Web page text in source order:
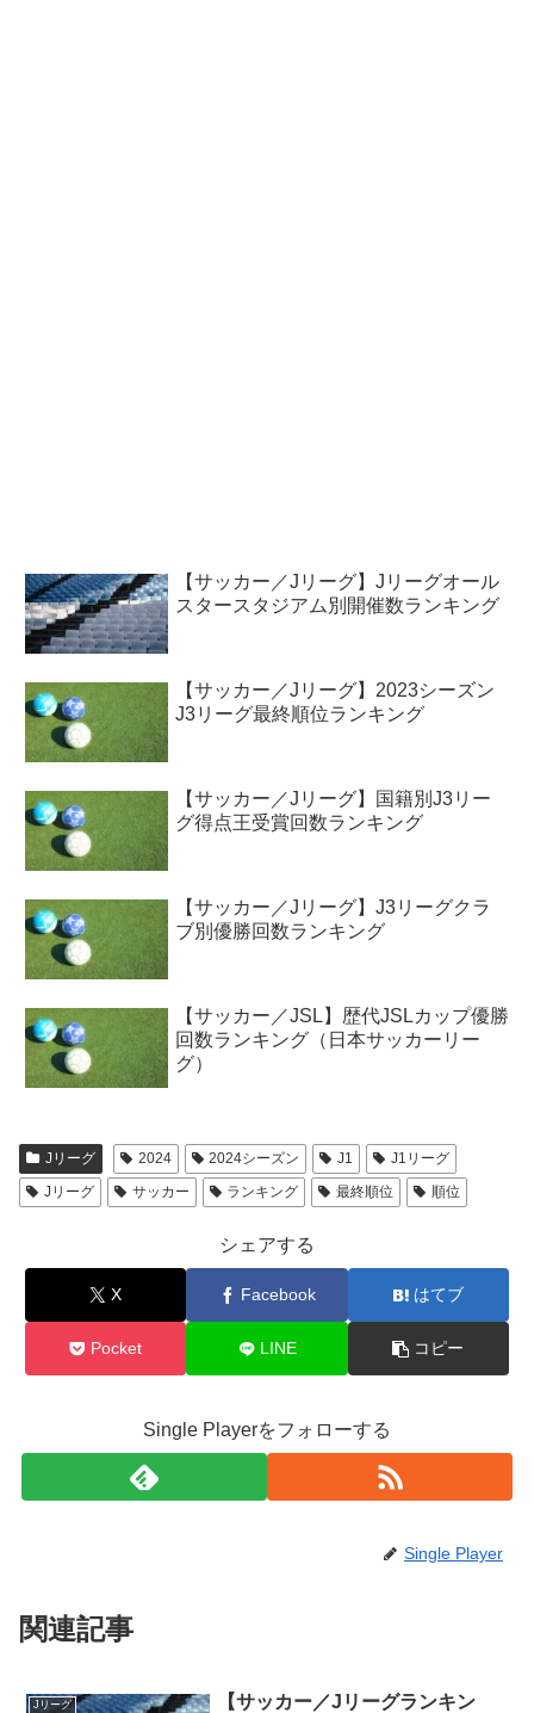
【サッカー／Jリーグ】Jリーグオール
スタースタジアム別開催数ランキング
【サッカー／Jリーグ】2023シーズン
J3リーグ最終順位ランキング
【サッカー／Jリーグ】国籍別J3リー
グ得点王受賞回数ランキング
【サッカー／Jリーグ】J3リーグクラ
ブ別優勝回数ランキング
【サッカー／JSL】歴代JSLカップ優勝
回数ランキング（日本サッカーリー
グ）
Jリーグ 2024 2024シーズン J1
J1リーグ
Jリーグ
サッカー ランキング 最終順位 順位
シェアする
X Facebook はてブ
Pocket LINE コピー
Single Playerをフォローする
Single Player
関連記事
Jリーグ
【サッカー／Jリーグランキン